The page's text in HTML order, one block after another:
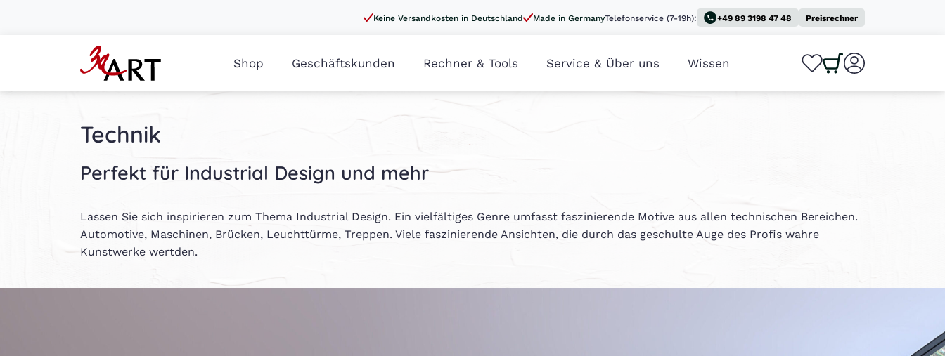
Keine Versandkosten in Deutschland Made in GermanyTelefonservice (7-19h): +49 89 3198 47 48 Preisrechner
Shop Geschäftskunden Rechner & Tools Service & Über uns Wissen 0
Technik
Perfekt für Industrial Design und mehr
Lassen Sie sich inspirieren zum Thema Industrial Design. Ein vielfältiges Genre umfasst faszinierende Motive aus allen technischen Bereichen.
Automotive, Maschinen, Brücken, Leuchttürme, Treppen. Viele faszinierende Ansichten, die durch das geschulte Auge des Profis wahre
Kunstwerke wertden.